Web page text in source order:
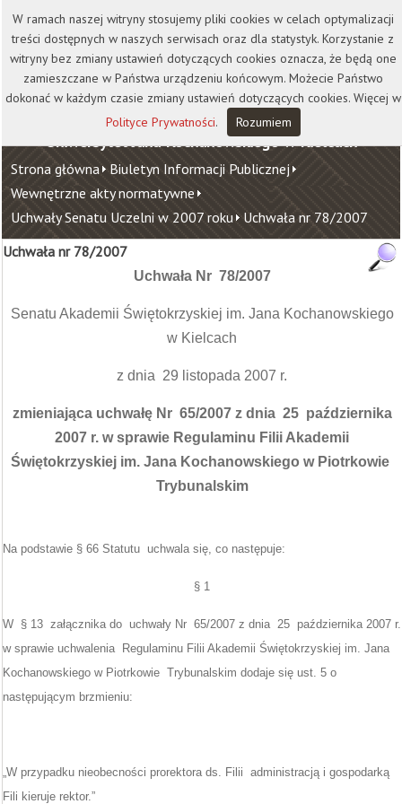
Kontakt Biblioteka
Wydawnictwo
Wirtualna Uczelnia
Uniwersytet Jana Kochanowskiego w Kielcach
Strona główna Biuletyn Informacji Publicznej
Wewnętrzne akty normatywne
Uchwały Senatu Uczelni w 2007 roku Uchwała nr 78/2007
Uchwała nr 78/2007
Uchwała Nr 78/2007
Senatu Akademii Świętokrzyskiej im. Jana Kochanowskiego
w Kielcach
z dnia 29 listopada 2007 r.
zmieniająca uchwałę Nr 65/2007 z dnia 25 października
2007 r. w sprawie Regulaminu Filii Akademii
Świętokrzyskiej im. Jana Kochanowskiego w Piotrkowie
Trybunalskim
Na podstawie § 66 Statutu uchwala się, co następuje:
§ 1
W § 13 załącznika do uchwały Nr 65/2007 z dnia 25 października 2007 r.
w sprawie uchwalenia Regulaminu Filii Akademii Świętokrzyskiej im. Jana
Kochanowskiego w Piotrkowie Trybunalskim dodaje się ust. 5 o
następującym brzmieniu:
„W przypadku nieobecności prorektora ds. Filii administracją i gospodarką
Fili kieruje rektor.”
W ramach naszej witryny stosujemy pliki cookies w celach optymalizacji
treści dostępnych w naszych serwisach oraz dla statystyk. Korzystanie z
witryny bez zmiany ustawień dotyczących cookies oznacza, że będą one
zamieszczane w Państwa urządzeniu końcowym. Możecie Państwo
dokonać w każdym czasie zmiany ustawień dotyczących cookies. Więcej w
Polityce Prywatności. Rozumiem